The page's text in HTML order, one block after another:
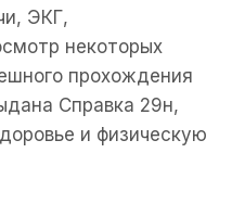
ЭКГ,
некоторых
прохождения
Справка 29н,
и физическую